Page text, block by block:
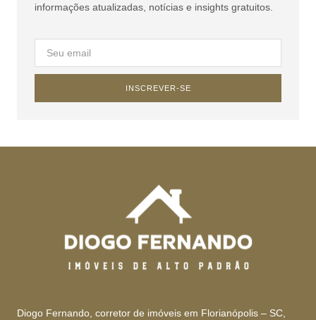
informações atualizadas, notícias e insights gratuitos.
INSCREVER-SE
Diogo Fernando, corretor de imóveis em Florianópolis – SC,